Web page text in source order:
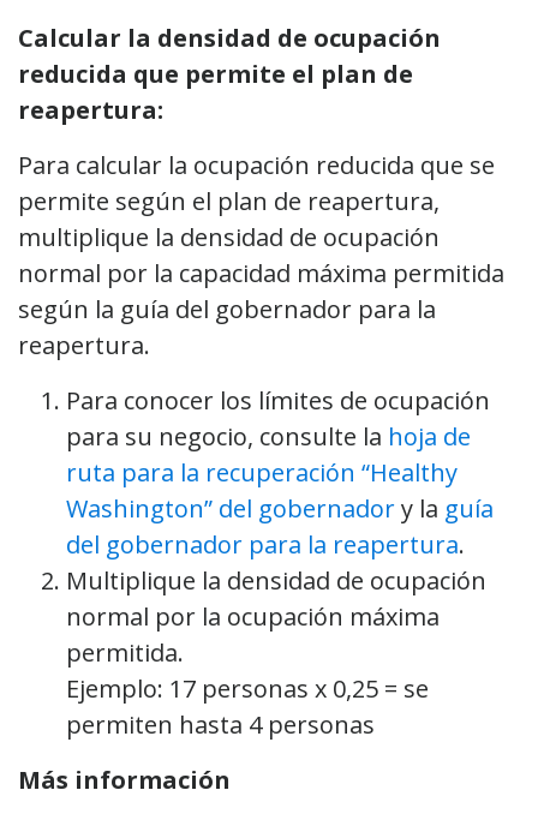
Calcular la densidad de ocupación
reducida que permite el plan de
reapertura:
Para calcular la ocupación reducida que se
permite según el plan de reapertura,
multiplique la densidad de ocupación
normal por la capacidad máxima permitida
según la guía del gobernador para la
reapertura.
Para conocer los límites de ocupación
para su negocio, consulte la hoja de
ruta para la recuperación “Healthy
Washington” del gobernadory la guía
del gobernador para la reapertura.
Multiplique la densidad de ocupación
normal por la ocupación máxima
permitida.
Ejemplo: 17 personas x 0,25 = se
permiten hasta 4 personas
Más información